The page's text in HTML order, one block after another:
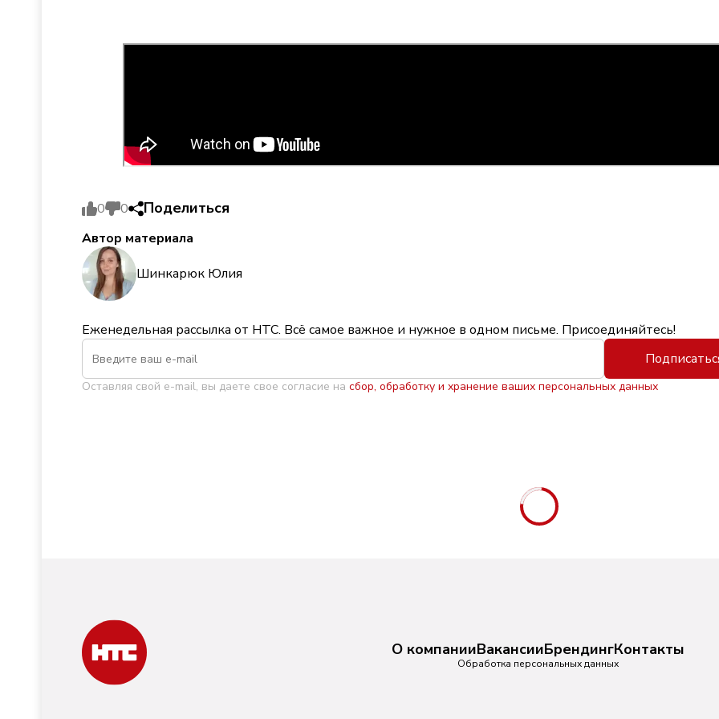
0 0 Поделиться
Автор материала
Шинкарюк Юлия
Еженедельная рассылка от НТС. Всё самое важное и нужное в одном письме. Присоединяйтесь!
Оставляя свой e-mail, вы даете свое согласие на сбор, обработку и хранение ваших персональных данных
О компанииВакансииБрендингКонтакты
Обработка персональных данных